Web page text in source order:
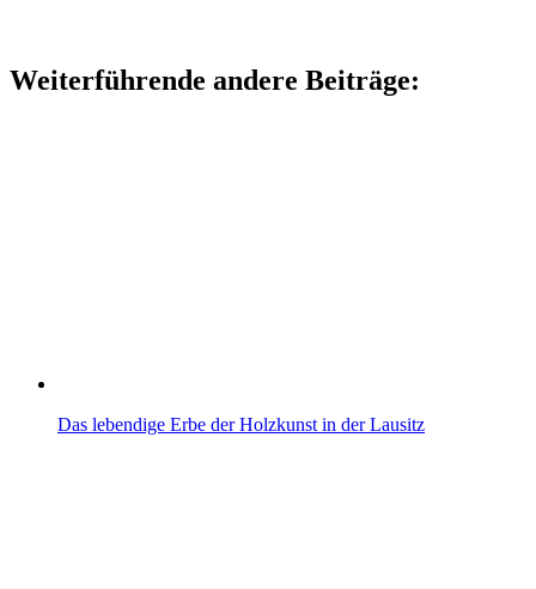
Weiterführende andere Beiträge:
Das lebendige Erbe der Holzkunst in der Lausitz